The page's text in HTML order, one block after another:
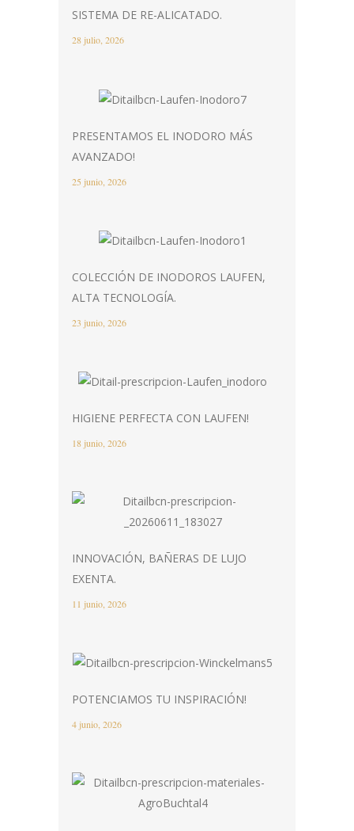
SISTEMA DE RE-ALICATADO.
28 julio, 2026
PRESENTAMOS EL INODORO MÁS
AVANZADO!
25 junio, 2026
COLECCIÓN DE INODOROS LAUFEN,
ALTA TECNOLOGÍA.
23 junio, 2026
HIGIENE PERFECTA CON LAUFEN!
18 junio, 2026
INNOVACIÓN, BAÑERAS DE LUJO
EXENTA.
11 junio, 2026
POTENCIAMOS TU INSPIRACIÓN!
4 junio, 2026